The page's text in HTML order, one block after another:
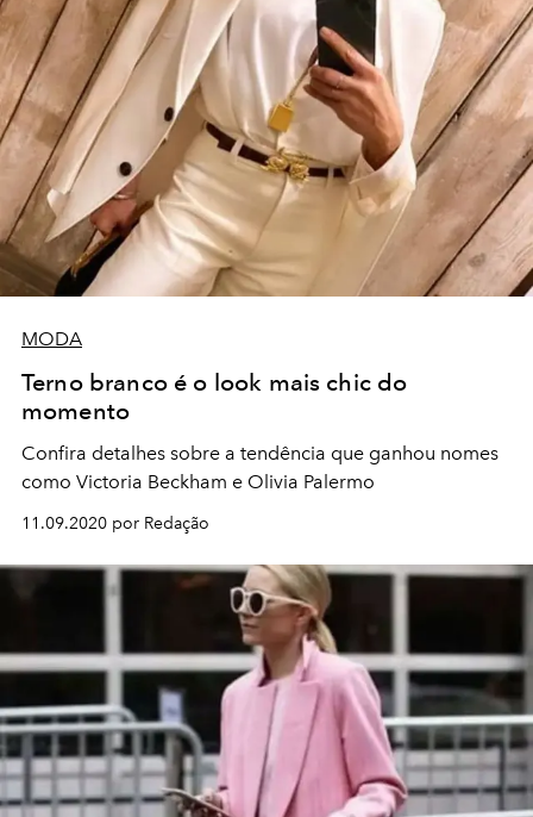
MODA
Terno branco é o look mais chic do
momento
Confira detalhes sobre a tendência que ganhou nomes
como Victoria Beckham e Olivia Palermo
11.09.2020 por Redação